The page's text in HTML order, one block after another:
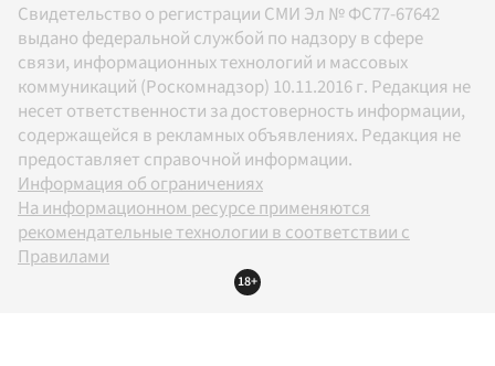
Свидетельство о регистрации СМИ Эл № ФС77-67642
выдано федеральной службой по надзору в сфере
связи, информационных технологий и массовых
коммуникаций (Роскомнадзор) 10.11.2016 г. Редакция не
несет ответственности за достоверность информации,
содержащейся в рекламных объявлениях. Редакция не
предоставляет справочной информации.
Информация об ограничениях
На информационном ресурсе применяются
рекомендательные технологии в соответствии с
Правилами
18+